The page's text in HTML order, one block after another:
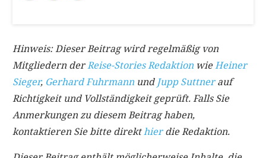
Hinweis: Dieser Beitrag wird regelmäßig von
Mitgliedern derReise-Stories Redaktion wieHeiner
Sieger, Gerhard Fuhrmann und Jupp Suttnerauf
Richtigkeit und Vollständigkeit geprüft. Falls Sie
Anmerkungen zu diesem Beitrag haben,
kontaktieren Sie bitte direkthierdie Redaktion.